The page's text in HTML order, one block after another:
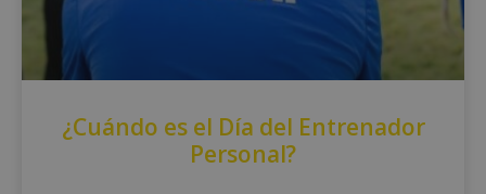
¿Cuándo es el Día del Entrenador
Personal?